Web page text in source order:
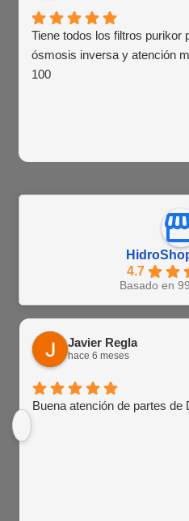
Tiene todos los filtros purikor
ósmosis inversa y atención
100
4.7
Basado en
Javier Regla
hace 6 meses
Buena atención de partes de